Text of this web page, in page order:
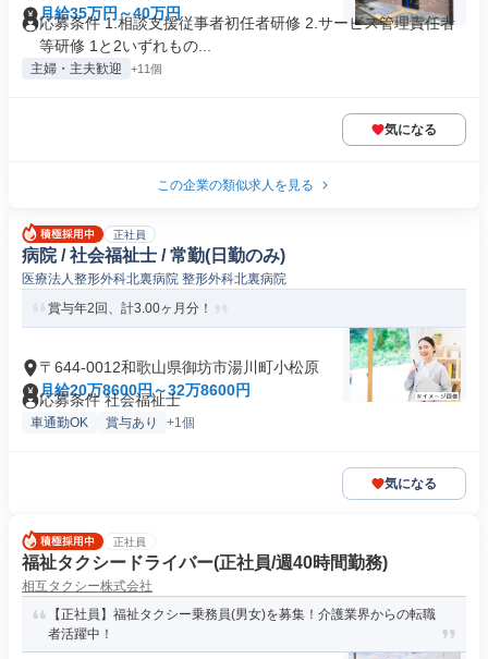
月給35万円～40万円
応募条件 1.相談支援従事者初任者研修 2.サービス管理責任者
等研修 1と2いずれもの...
主婦・主夫歓迎 +11個
気になる
この企業の類似求人を見る
正社員
病院 / 社会福祉士 / 常勤(日勤のみ)
医療法人整形外科北裏病院 整形外科北裏病院
賞与年2回、計3.00ヶ月分！
〒644-0012和歌山県御坊市湯川町小松原
月給20万8600円～32万8600円
応募条件 社会福祉士
車通勤OK 賞与あり +1個
気になる
正社員
福祉タクシードライバー(正社員/週40時間勤務)
相互タクシー株式会社
【正社員】福祉タクシー乗務員(男女)を募集！介護業界からの転職
者活躍中！